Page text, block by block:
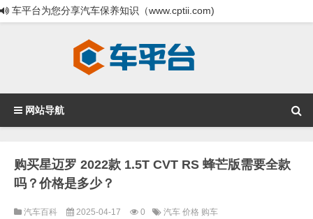
车平台为您分享汽车保养知识（www.cptii.com)
网站导航
购买星迈罗 2022款 1.5T CVT RS 蜂芒版需要全款
吗？价格是多少？
汽车百科 2025-04-17 0 汽车 价格 购车